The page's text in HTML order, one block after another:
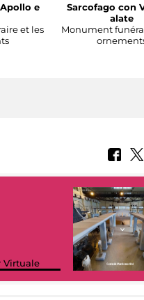
e
et les
Sarcofago con
alate
Monument
Virtuale